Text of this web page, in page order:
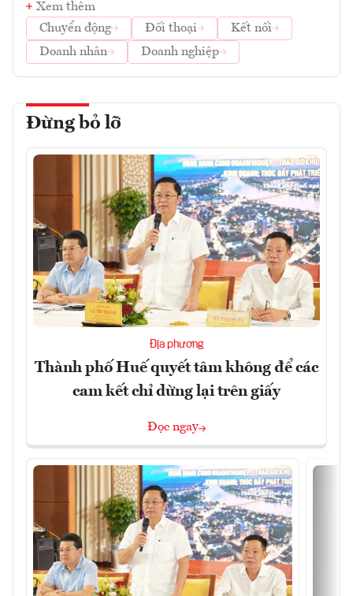
Xem thêm
Chuyển động
Đối thoại
Kết nối
Doanh nhân
Doanh nghiệp
Đừng bỏ lỡ
Địa phương
Thành phố Huế quyết tâm không để các
cam kết chỉ dừng lại trên giấy
Đọc ngay